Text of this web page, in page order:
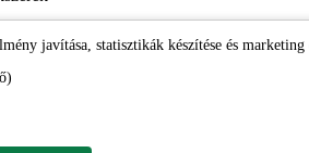
javítása, statisztikák készítése és